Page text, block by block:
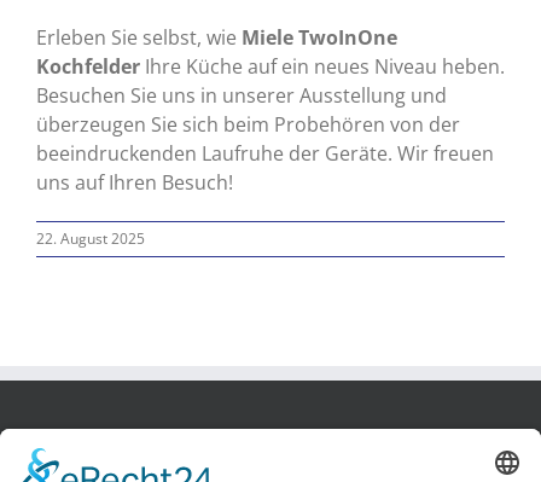
Erleben Sie selbst, wie Miele TwoInOne
Kochfelder Ihre Küche auf ein neues Niveau heben.
Besuchen Sie uns in unserer Ausstellung und
überzeugen Sie sich beim Probehören von der
beeindruckenden Laufruhe der Geräte. Wir freuen
uns auf Ihren Besuch!
22. August 2025
Bobek Möbel-Innenausbau GmbH